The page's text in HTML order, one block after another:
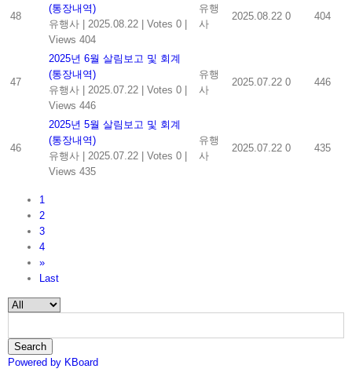
48
(통장내역)
유행사
2025.08.22 Votes 0
Views 404
유행
사
2025.08.22 0 404
47
2025년 6월 살림보고 및 회계
(통장내역)
유행사
2025.07.22 Votes 0
Views 446
유행
사
2025.07.22 0 446
46
2025년 5월 살림보고 및 회계
(통장내역)
유행사
2025.07.22 Votes 0
Views 435
유행
사
2025.07.22 0 435
1
2
3
4
»
Last
Search
Powered by KBoard